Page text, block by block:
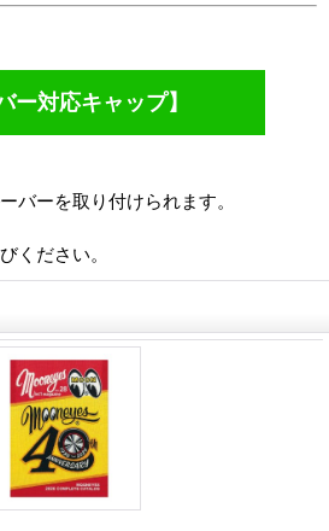
ー対応キャップ】
バーを取り付けられます。
ください。